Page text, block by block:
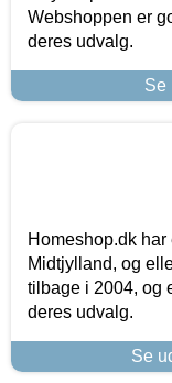
Webshoppen er
deres udvalg.
Se
Homeshop.dk
Midtjylland, og
tilbage i 2004, og
deres udvalg.
Se